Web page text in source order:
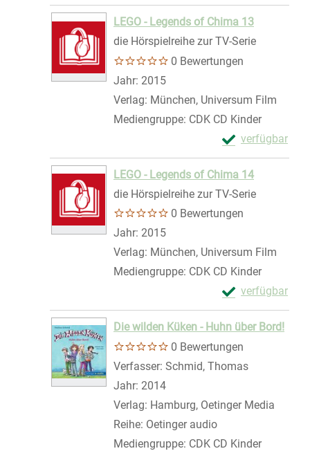
Zum Download
LEGO - Legends of Chima 13
die Hörspielreihe zur TV-Serie
0 Bewertungen
Suche nach diesem Verfasser
Jahr: 2015
Verlag: München, Universum Film
Mediengruppe: CDK CD Kinder
verfügbar
Exemplar-
Zum Download
LEGO - Legends of Chima 14
die Hörspielreihe zur TV-Serie
0 Bewertungen
Suche nach diesem Verfasser
Jahr: 2015
Verlag: München, Universum Film
Mediengruppe: CDK CD Kinder
verfügbar
Exemplar-
Zum Download
Die wilden Küken - Huhn über Bord!
0 Bewertungen
Verfasser: Schmid, Thomas
Jahr: 2014
Verlag: Hamburg, Oetinger Media
Reihe: Oetinger audio
Mediengruppe: CDK CD Kinder